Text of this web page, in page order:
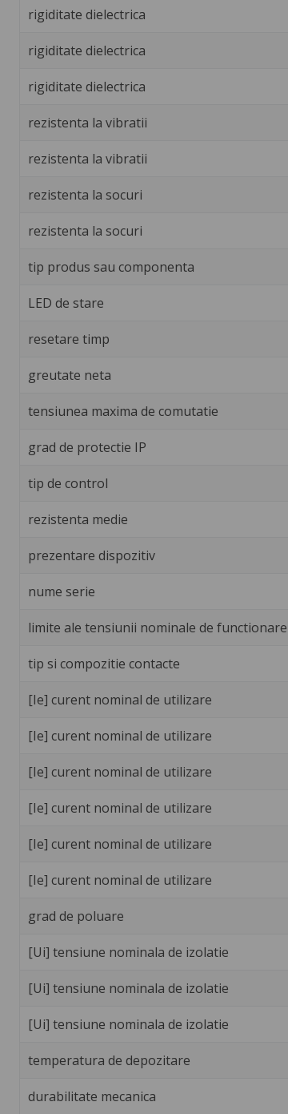
rigiditate dielectrica
rigiditate dielectrica
rigiditate dielectrica
rezistenta la vibratii
rezistenta la vibratii
rezistenta la socuri
rezistenta la socuri
tip produs sau componenta
LED de stare
resetare timp
greutate neta
tensiunea maxima de comutatie
grad de protectie IP
tip de control
rezistenta medie
prezentare dispozitiv
nume serie
limite ale tensiunii nominale de functionare
tip si compozitie contacte
[Ie] curent nominal de utilizare
[Ie] curent nominal de utilizare
[Ie] curent nominal de utilizare
[Ie] curent nominal de utilizare
[Ie] curent nominal de utilizare
[Ie] curent nominal de utilizare
grad de poluare
[Ui] tensiune nominala de izolatie
[Ui] tensiune nominala de izolatie
[Ui] tensiune nominala de izolatie
temperatura de depozitare
durabilitate mecanica